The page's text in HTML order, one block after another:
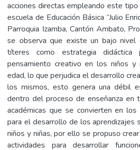
acciones directas empleando este
escuela de Educación Básica “Julio
Parroquia Izamba, Cantón Ambato,
se observa que existe un bajo nivel
títeres como estrategia didáctica
pensamiento creativo en los niños
edad, lo que perjudica el desarrollo
los mismos, esto genera una débil
dentro del proceso de enseñanza en
académicas que se convierten en
para el desarrollo de los aprendizajes
niños y niñas, por ello se propuso
actividades para desarrollar